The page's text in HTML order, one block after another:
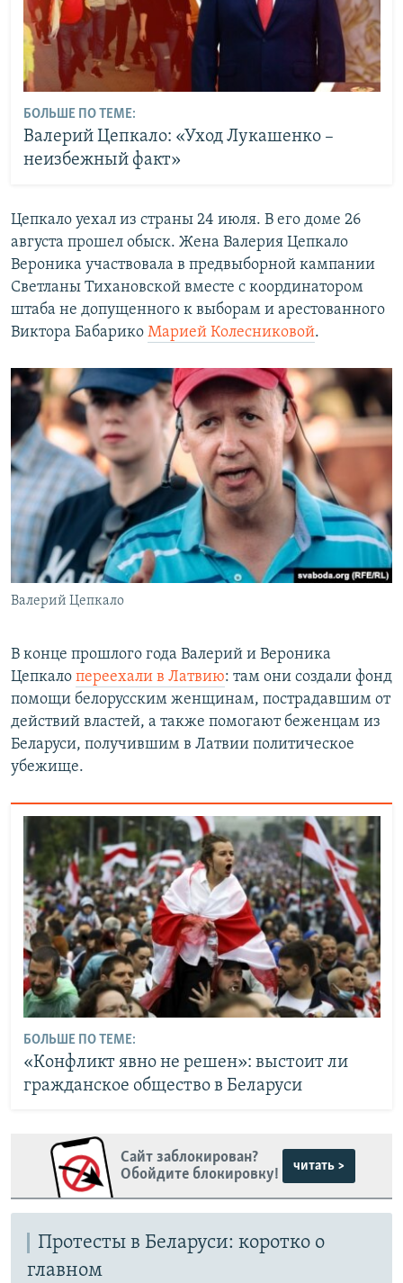
БОЛЬШЕ ПО ТЕМЕ:
Валерий Цепкало: «Уход Лукашенко –
неизбежный факт»
Цепкало уехал из страны 24 июля. В его доме 26
августа прошел обыск. Жена Валерия Цепкало
Вероника участвовала в предвыборной кампании
Светланы Тихановской вместе с координатором
штаба не допущенного к выборам и арестованного
Виктора Бабарико Марией Колесниковой.
Валерий Цепкало
В конце прошлого года Валерий и Вероника
Цепкало переехали в Латвию: там они создали фонд
помощи белорусским женщинам, пострадавшим от
действий властей, а также помогают беженцам из
Беларуси, получившим в Латвии политическое
убежище.
БОЛЬШЕ ПО ТЕМЕ:
«Конфликт явно не решен»: выстоит ли
гражданское общество в Беларуси
Сайт заблокирован?
Обойдите блокировку!
читать >
Протесты в Беларуси: коротко о
главном